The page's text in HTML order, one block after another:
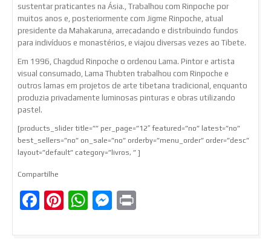
sustentar praticantes na Ásia., Trabalhou com Rinpoche por
muitos anos e, posteriormente com Jigme Rinpoche, atual
presidente da Mahakaruna, arrecadando e distribuindo fundos
para indivíduos e monastérios, e viajou diversas vezes ao Tibete.
Em 1996, Chagdud Rinpoche o ordenou Lama. Pintor e artista
visual consumado, Lama Thubten trabalhou com Rinpoche e
outros lamas em projetos de arte tibetana tradicional, enquanto
produzia privadamente luminosas pinturas e obras utilizando
pastel.
[products_slider title=”” per_page=”12″ featured=”no” latest=”no”
best_sellers=”no” on_sale=”no” orderby=”menu_order” order=”desc”
layout=”default” category=”livros, ” ]
Compartilhe
Facebook
Pinterest
WhatsApp
Messenger